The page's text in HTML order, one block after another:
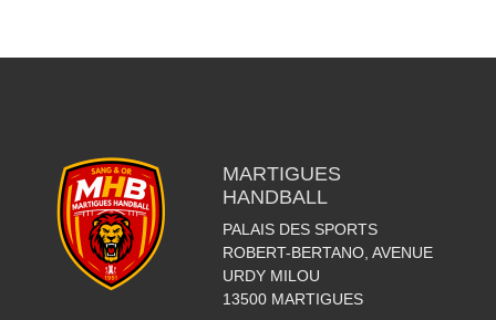
MARTIGUES
HANDBALL
PALAIS DES SPORTS
ROBERT-BERTANO, AVENUE
URDY MILOU
13500 MARTIGUES